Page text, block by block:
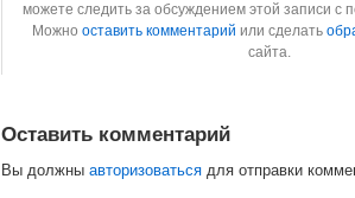
можете следить за обсуждением этой записи с
Можно оставить комментарий или сделать
сайта.
Оставить комментарий
Вы должны авторизоваться для отправки